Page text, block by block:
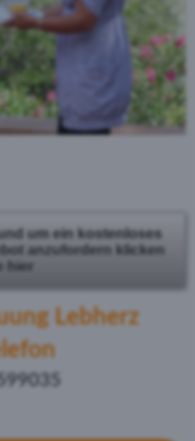
um ein kostenloses
anzufordern klicken
hier
Lebherz